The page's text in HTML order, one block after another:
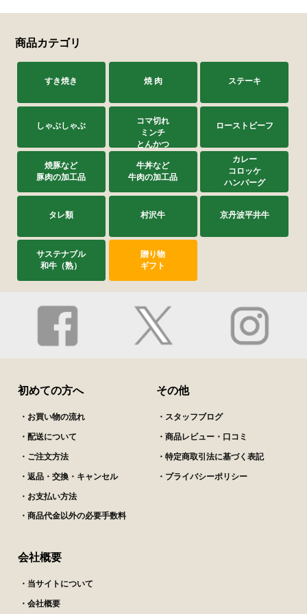
商品カテゴリ
すき焼き 焼 肉 ステーキ
しゃぶしゃぶ
コマ切れ
ミンチ
とんかつ
ローストビーフ
焼豚など
豚肉の加工品
牛丼など
牛肉の加工品
カレー
コロッケ
ハンバーグ
タレ類 村沢牛 京丹波平井牛
サステナブル
和牛（熟）
贈り物
ギフト
初めての方へ
・お買い物の流れ
・配送について
・ご注文方法
・返品・交換・キャンセル
・お支払い方法
・商品代金以外の必要手数料
その他
・スタッフブログ
・商品レビュー・口コミ
・特定商取引法に基づく表記
・プライバシーポリシー
会社概要
・当サイトについて
・会社概要